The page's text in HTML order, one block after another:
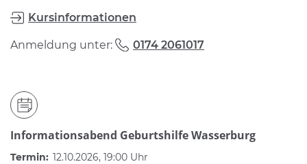
Kursinformationen
Anmeldung unter: 0174 2061017
Informationsabend Geburtshilfe Wasserburg
Termin: 12.10.2026, 19:00 Uhr